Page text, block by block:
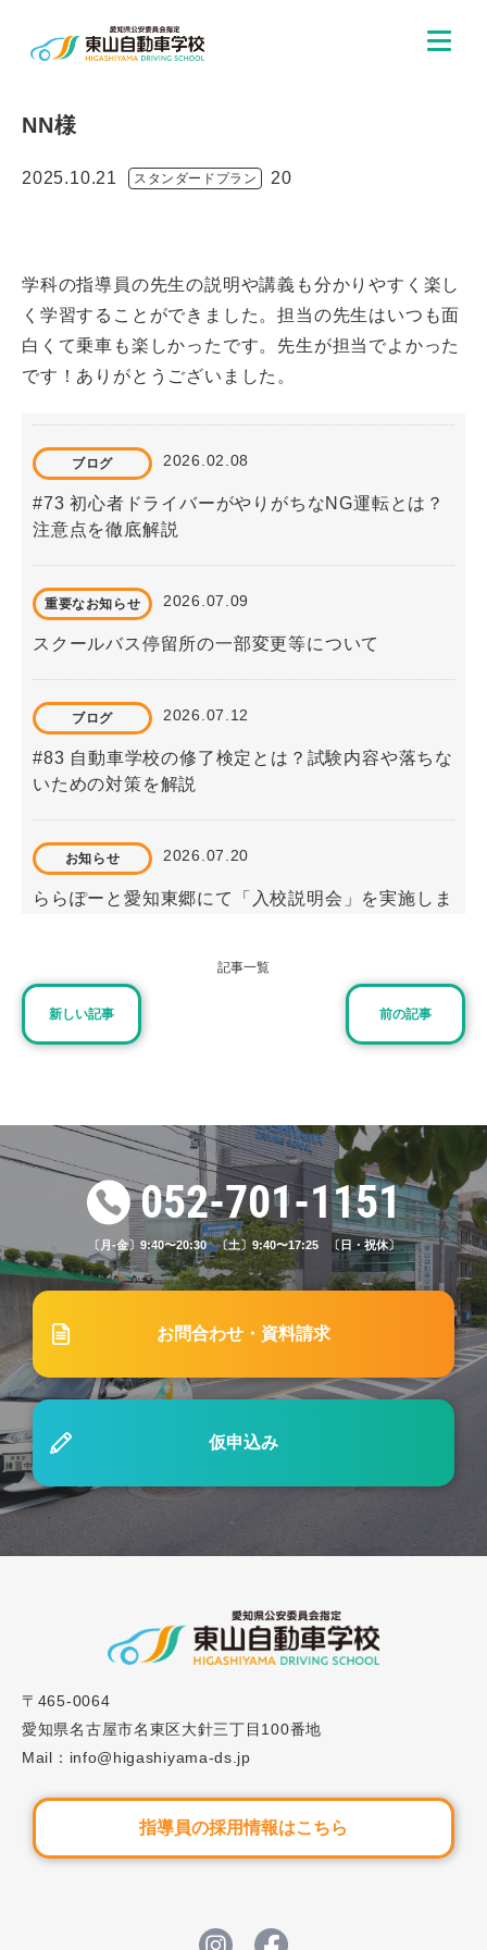
NN様
2025.10.21 スタンダードプラン 20
学科の指導員の先生の説明や講義も分かりやすく楽し
く学習することができました。担当の先生はいつも面
白くて乗車も楽しかったです。先生が担当でよかった
です！ありがとうございました。
ブログ 2026.02.08
#73 初心者ドライバーがやりがちなNG運転とは？
注意点を徹底解説
重要なお知らせ 2026.07.09
スクールバス停留所の一部変更等について
ブログ 2026.07.12
#83 自動車学校の修了検定とは？試験内容や落ちな
いための対策を解説
お知らせ 2026.07.20
ららぽーと愛知東郷にて「入校説明会」を実施しま
#19「自動車学校でのみきわめとは？注意点を解
重要なお知らせ 2025.03.01
価格一部改定のお知らせ
重要なお知らせ 2023.03.13
3月13日以降のマスク着用について
#33 「東山自動車学校で卒業するにはどのくらいの
費用がかかる？プラン別にご紹介！」
ブログ 2025.05.19
新しい記事
記事一覧
前の記事
052-701-1151
〔月-金〕9:40〜20:30 〔土〕9:40〜17:25 〔日・祝休〕
お問合わせ・資料請求
仮申込み
〒465-0064
愛知県名古屋市名東区大針三丁目100番地
Mail：info@higashiyama-ds.jp
指導員の採用情報はこちら